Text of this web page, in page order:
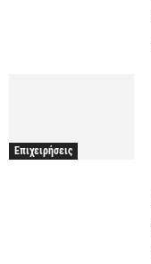
Επιχειρήσεις